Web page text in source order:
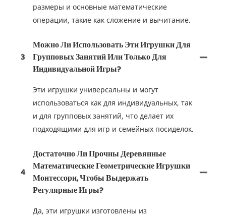
размеры и основные математические
операции, такие как сложение и вычитание.
3
Можно Ли Использовать Эти Игрушки Для
Групповых Занятий Или Только Для
Индивидуальной Игры?
Эти игрушки универсальны и могут
использоваться как для индивидуальных, так
и для групповых занятий, что делает их
подходящими для игр и семейных посиделок.
4
Достаточно Ли Прочны Деревянные
Математические Геометрические Игрушки
Монтессори, Чтобы Выдержать
Регулярные Игры?
Да, эти игрушки изготовлены из